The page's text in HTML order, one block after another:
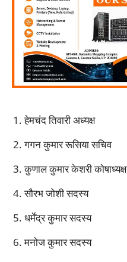
हेमचंद तिवारी अध्यक्ष
गगन कुमार रूसिया सचिव
कुणाल कुमार केशरी कोषाध्यक्ष
सौरभ जोशी सदस्य
धर्मेंद्र कुमार सदस्य
मनोज कुमार सदस्य